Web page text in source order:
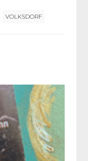
VOLKSDORF